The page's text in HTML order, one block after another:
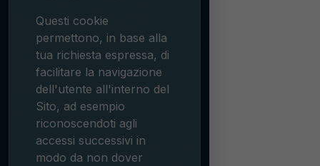
Questi cookie
permettono, in base alla
tua richiesta espressa, di
facilitare la navigazione
dell'utente all'interno del
Sito, ad esempio
riconoscendoti agli
accessi successivi in
modo da non dover